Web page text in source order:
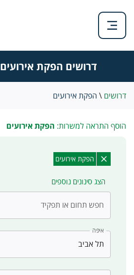
דרושים הפקת
דרושים \ הפקת אירועים
הוסף התראה למשרות: הפקת אירועים
הפקת אירועים
הצג סינונים נוספים
חפש תחום או תפקיד
איפה